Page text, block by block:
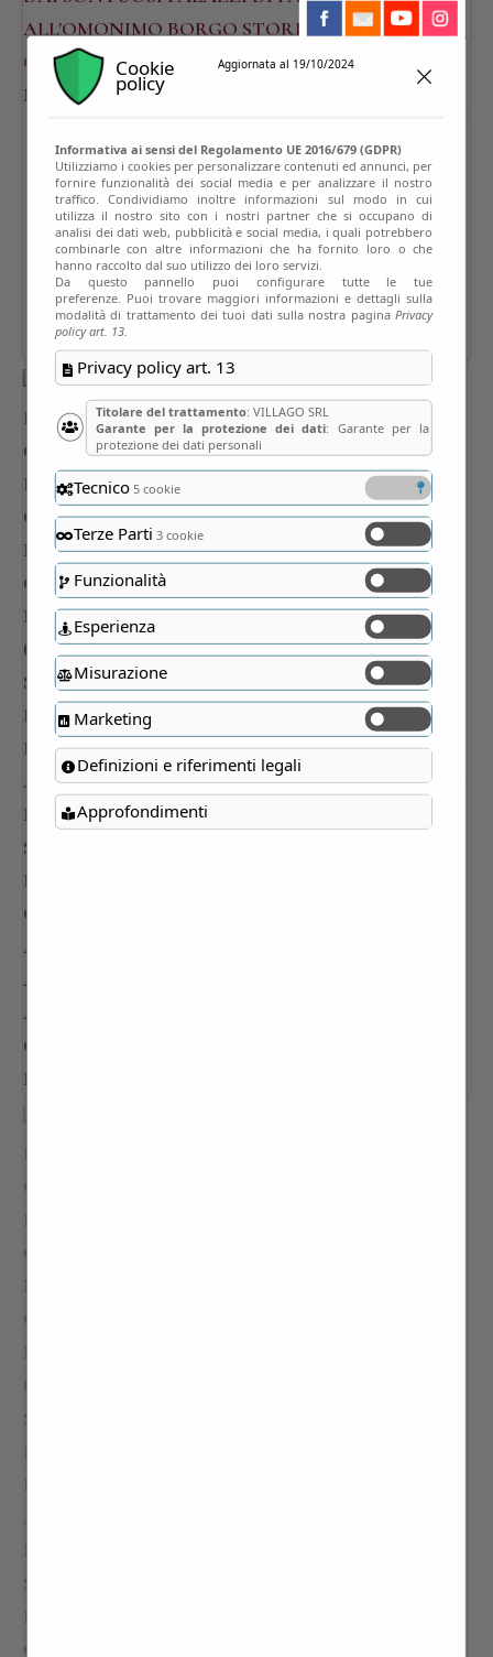
Cookie
policy
Aggiornata al 19/10/2024
Informativa ai sensi del Regolamento UE 2016/679 (GDPR)
Utilizziamo i cookies per personalizzare contenuti ed annunci, per
fornire funzionalità dei social media e per analizzare il nostro
traffico. Condividiamo inoltre informazioni sul modo in cui
utilizza il nostro sito con i nostri partner che si occupano di
analisi dei dati web, pubblicità e social media, i quali potrebbero
combinarle con altre informazioni che ha fornito loro o che
hanno raccolto dal suo utilizzo dei loro servizi.
Da questo pannello puoi configurare tutte le tue
preferenze. Puoi trovare maggiori informazioni e dettagli sulla
modalità di trattamento dei tuoi dati sulla nostra paginaPrivacy
policy art. 13.
Privacy policy art. 13
Titolare del trattamento: VILLAGO SRL
Garante per la protezione dei dati: Garante per la
protezione dei dati personali
Tecnico5 cookie
Terze Parti 3 cookie
Funzionalità
Esperienza
Misurazione
Marketing
Definizioni e riferimenti legali
Approfondimenti